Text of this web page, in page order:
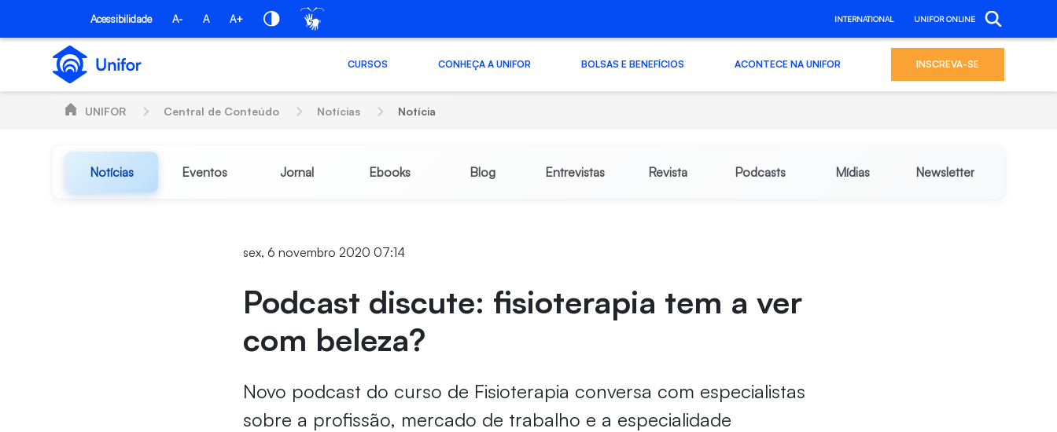
Pular para o Conteúdo principal
Acessibilidade A- A A+ INTERNATIONAL UNIFOR ONLINE
CURSOS CONHEÇA A UNIFOR BOLSAS E BENEFÍCIOS ACONTECE NA UNIFOR INSCREVA-SE
UNIFOR Central de Conteúdo Notícias Notícia
Notícias Eventos Jornal Ebooks Blog Entrevistas Revista Podcasts Mídias Newsletter
sex, 6 novembro 2020 07:14
Podcast discute: fisioterapia tem a ver
com beleza?
Novo podcast do curso de Fisioterapia conversa com especialistas
sobre a profissão, mercado de trabalho e a especialidade